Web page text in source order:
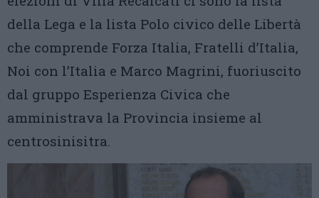
della Lega e la lista Polo civico delle Libertà
che comprende Forza Italia, Fratelli d’Italia,
Noi con l’Italia e Marco Magrini, fuoriuscito
dal gruppo Esperienza Civica che
amministrava la Provincia insieme al
centrosinisitra.